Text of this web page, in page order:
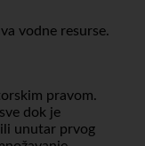
Instagramu itd.
vodne resurse.
pravom.
dok je